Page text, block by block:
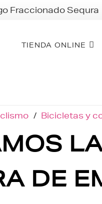
Fraccionado Sequra
TIENDA ONLINE
/ Bicicletas y
DE